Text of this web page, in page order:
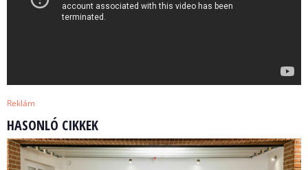
Reklám
HASONLÓ CIKKEK